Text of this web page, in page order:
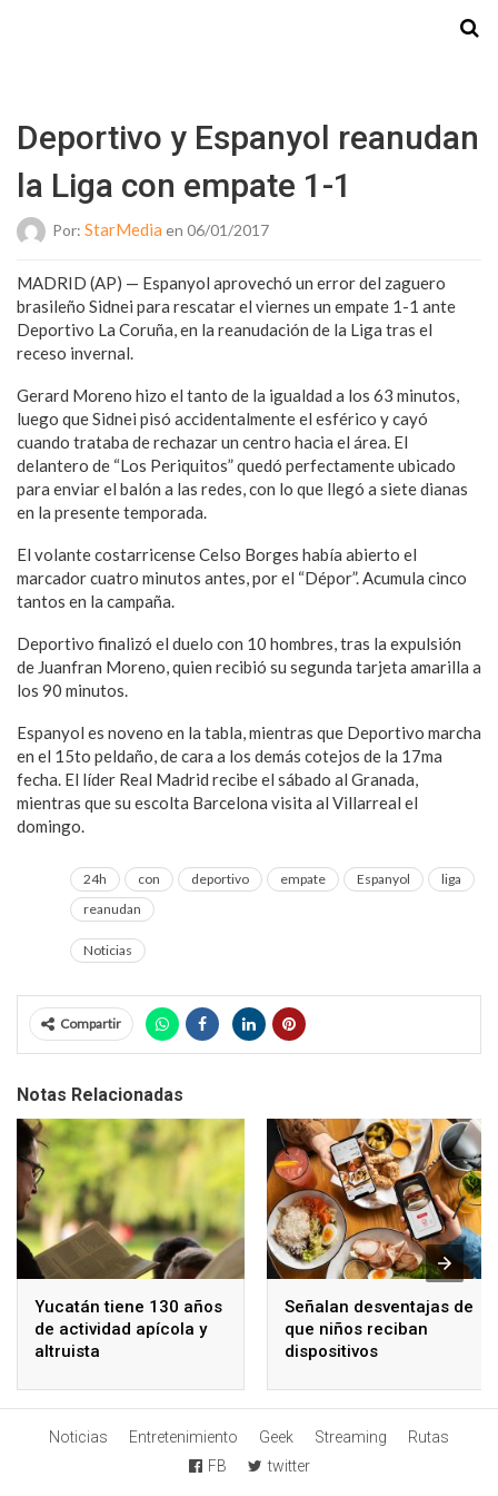
Deportivo y Espanyol reanudan
la Liga con empate 1-1
Por: StarMedia en 06/01/2017
MADRID (AP) — Espanyol aprovechó un error del zaguero
brasileño Sidnei para rescatar el viernes un empate 1-1 ante
Deportivo La Coruña, en la reanudación de la Liga tras el
receso invernal.
Gerard Moreno hizo el tanto de la igualdad a los 63 minutos,
luego que Sidnei pisó accidentalmente el esférico y cayó
cuando trataba de rechazar un centro hacia el área. El
delantero de “Los Periquitos” quedó perfectamente ubicado
para enviar el balón a las redes, con lo que llegó a siete dianas
en la presente temporada.
El volante costarricense Celso Borges había abierto el
marcador cuatro minutos antes, por el “Dépor”. Acumula cinco
tantos en la campaña.
Deportivo finalizó el duelo con 10 hombres, tras la expulsión
de Juanfran Moreno, quien recibió su segunda tarjeta amarilla a
los 90 minutos.
Espanyol es noveno en la tabla, mientras que Deportivo marcha
en el 15to peldaño, de cara a los demás cotejos de la 17ma
fecha. El líder Real Madrid recibe el sábado al Granada,
mientras que su escolta Barcelona visita al Villarreal el
domingo.
24h con deportivo empate Espanyol
liga
reanudan
Noticias
Compartir
Notas Relacionadas
Yucatán tiene 130 años
de actividad apícola y
altruista
Señalan desventajas de
que niños reciban
dispositivos
Noticias Entretenimiento Geek Streaming
Rutas
FB
twitter